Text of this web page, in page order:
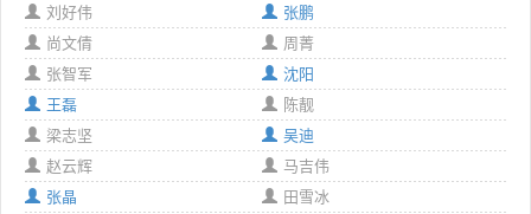
刘好伟
张鹏
尚文倩
周菁
张智军
沈阳
王磊
陈靓
梁志坚
吴迪
赵云辉
马吉伟
张晶
田雪冰